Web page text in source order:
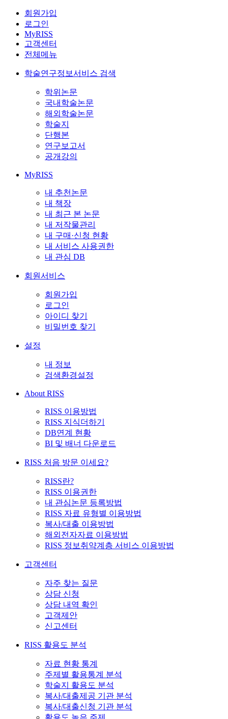
회원가입
로그인
MyRISS
고객센터
전체메뉴
학술연구정보서비스 검색
학위논문
국내학술논문
해외학술논문
학술지
단행본
연구보고서
공개강의
MyRISS
내 추천논문
내 책장
내 최근 본 논문
내 저작물관리
내 구매·신청 현황
내 서비스 사용권한
내 관심 DB
회원서비스
회원가입
로그인
아이디 찾기
비밀번호 찾기
설정
내 정보
검색환경설정
About RISS
RISS 이용방법
RISS 지식더하기
DB연계 현황
BI 및 배너 다운로드
RISS 처음 방문 이세요?
RISS란?
RISS 이용권한
내 관심논문 등록방법
RISS 자료 유형별 이용방법
복사/대출 이용방법
해외전자자료 이용방법
RISS 정보취약계층 서비스 이용방법
고객센터
자주 찾는 질문
상담 신청
상담 내역 확인
고객제안
신고센터
RISS 활용도 분석
자료 현황 통계
주제별 활용통계 분석
학술지 활용도 분석
복사/대출제공 기관 분석
복사/대출신청 기관 분석
활용도 높은 주제